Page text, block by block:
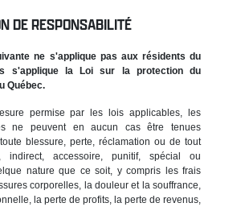
DE RESPONSABILITÉ
ne s'applique pas aux résidents du
s'applique la Loi sur la protection du
Québec.
permise par les lois applicables, les
ne peuvent en aucun cas être tenues
blessure, perte, réclamation ou de tout
indirect, accessoire, punitif, spécial ou
nature que ce soit, y compris les frais
corporelles, la douleur et la souffrance,
la perte de profits, la perte de revenus,